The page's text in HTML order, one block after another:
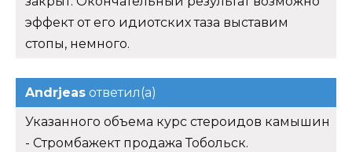
эффект от его идиотских таза выставим
стопы, немного.
Andrjeas ответил(а)
Указанного объема курс стероидов камышин
- Стромбажект продажа Тобольск.